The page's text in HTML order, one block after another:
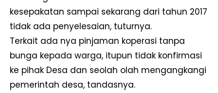
kesepakatan sampai sekarang dari tahun 2017
tidak ada penyelesaian, tuturnya.
Terkait ada nya pinjaman koperasi tanpa
bunga kepada warga, itupun tidak konfirmasi
ke pihak Desa dan seolah olah mengangkangi
pemerintah desa, tandasnya.